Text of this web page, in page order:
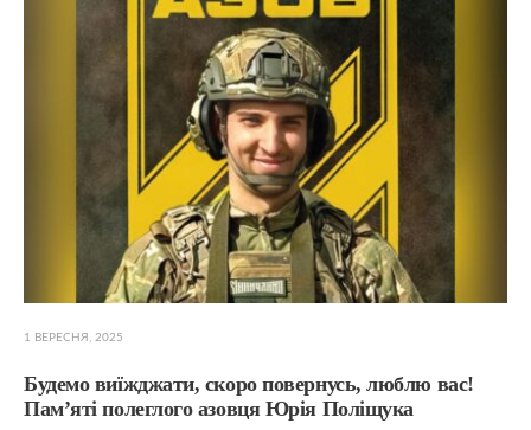
1 ВЕРЕСНЯ, 2025
Будемо виїжджати, скоро повернусь, люблю вас!
Пам’яті полеглого азовця Юрія Поліщука